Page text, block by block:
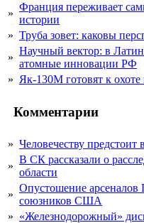
»
Франция переживает
истории
» Труба зовет: каковы
»
Научный вектор: в
атомные инновации РФ
» Як-130М готовят к
Комментарии
» Человечеству предстоит
»
В СК рассказали о
области
»
Опустошение арсеналов
союзников США
» «Железнодорожный»